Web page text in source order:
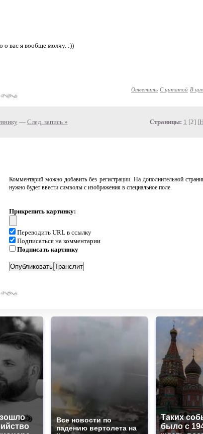
о вас я вообще молчу. :))
Ответить С цитатой В
— След. запись » Страницы: 1 [2] [
Комментарий можно добавить без регистрации. На дополнительной
нужно будет ввести символы с изображения в специальное поле.
Прикрепить картинку:
Переводить URL в ссылку
Подписаться на комментарии
Подписать картинку
Все новости по
падению вертолета на
Таких
было с